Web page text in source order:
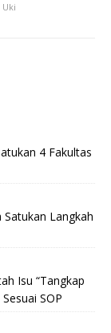
Uki
4 Fakultas
Langkah
Isu “Tangkap
SOP